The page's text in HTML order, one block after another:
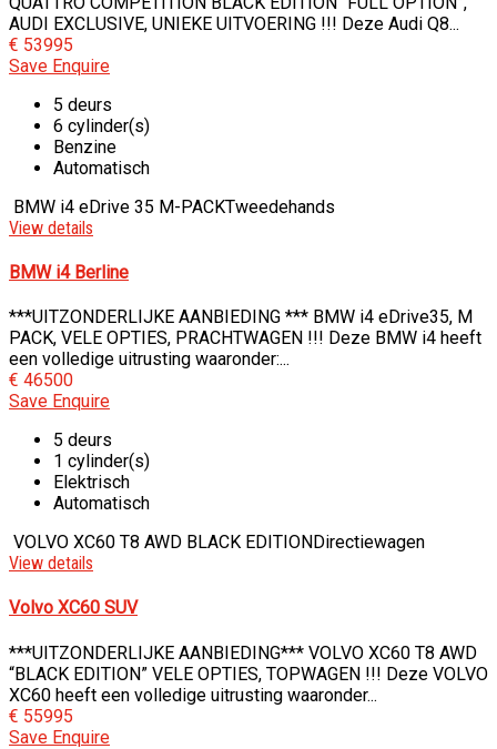
AUDI EXCLUSIVE, UNIEKE UITVOERING !!! Deze Audi Q8...
€ 53995
Save Enquire
5 deurs
6 cylinder(s)
Benzine
Automatisch
BMW i4 eDrive 35 M-PACKTweedehands
View details
BMW i4 Berline
***UITZONDERLIJKE AANBIEDING *** BMW i4 eDrive35, M
PACK, VELE OPTIES, PRACHTWAGEN !!! Deze BMW i4 heeft
een volledige uitrusting waaronder:...
€ 46500
Save Enquire
5 deurs
1 cylinder(s)
Elektrisch
Automatisch
VOLVO XC60 T8 AWD BLACK EDITIONDirectiewagen
View details
Volvo XC60 SUV
***UITZONDERLIJKE AANBIEDING*** VOLVO XC60 T8 AWD
“BLACK EDITION” VELE OPTIES, TOPWAGEN !!! Deze VOLVO
XC60 heeft een volledige uitrusting waaronder...
€ 55995
Save Enquire